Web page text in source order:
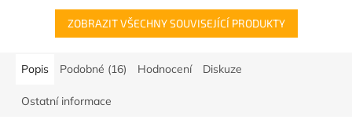
ZOBRAZIT VŠECHNY SOUVISEJÍCÍ PRODUKTY
Popis Podobné (16) Hodnocení Diskuze
Ostatní informace